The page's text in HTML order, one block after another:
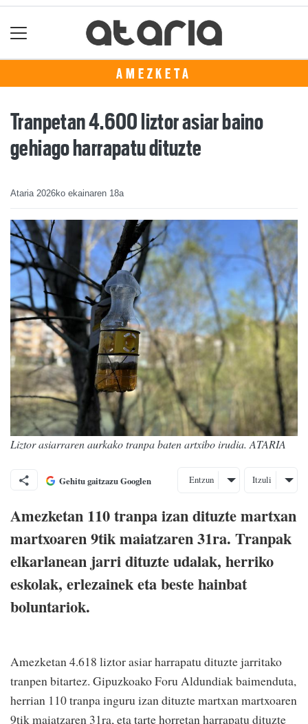
AMEZKETA
Tranpetan 4.600 liztor asiar baino
gehiago harrapatu dituzte
Ataria 2026ko ekainaren 18a
Liztor asiarraren aurkako tranpa baten artxibo irudia. ATARIA
Gehitu gaitzazu Googlen Entzun Itzuli
Amezketan 110 tranpa izan dituzte martxan
martxoaren 9tik maiatzaren 31ra. Tranpak
elkarlanean jarri dituzte udalak, herriko
eskolak, erlezainek eta beste hainbat
boluntariok.
Amezketan 4.618 liztor asiar harrapatu dituzte jarritako
tranpen bitartez. Gipuzkoako Foru Aldundiak baimenduta,
herrian 110 tranpa inguru izan dituzte martxan martxoaren
9tik maiatzaren 31ra, eta tarte horretan harrapatu dituzte